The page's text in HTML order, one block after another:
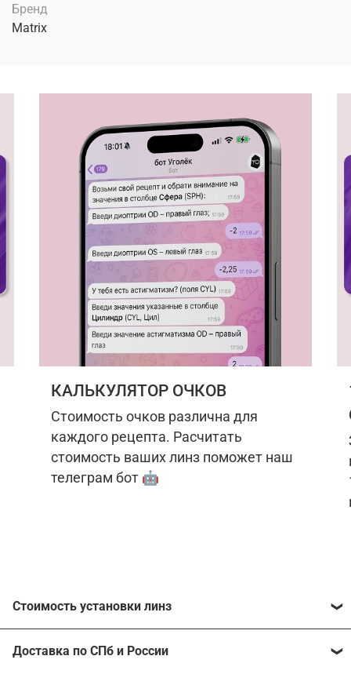
Бренд
Matrix
КАЛЬКУЛЯТОР ОЧКОВ
Стоимость очков различна для
каждого рецепта. Расчитать
стоимость ваших линз поможет наш
телеграм бот 🤖
Стоимость установки линз
Расчитать стоимость ваших линз поможет
Доставка по СПб и России